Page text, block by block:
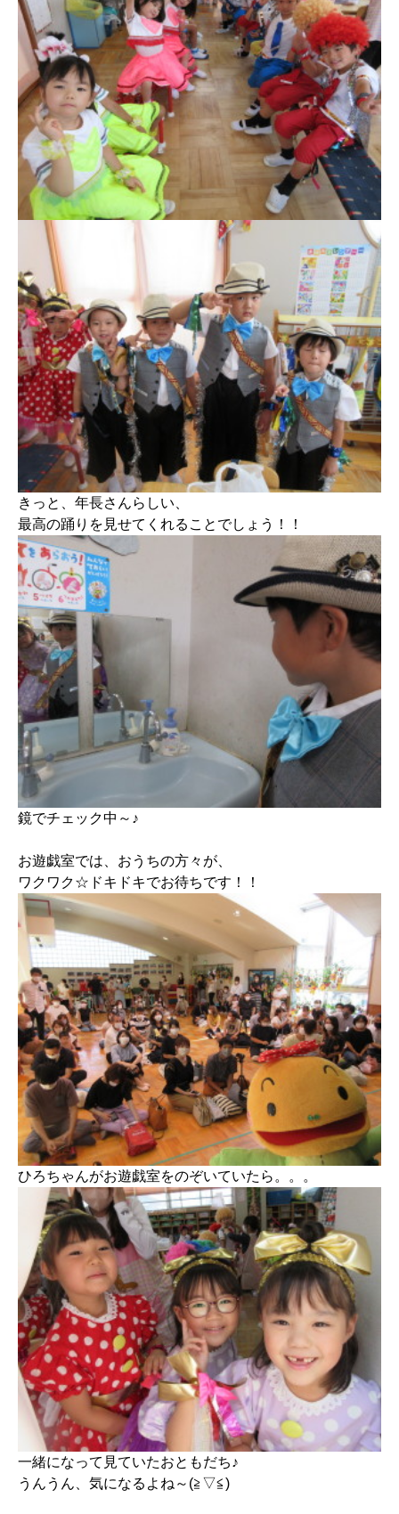
きっと、年長さんらしい、
最高の踊りを見せてくれることでしょう！！
鏡でチェック中～♪
お遊戯室では、おうちの方々が、
ワクワク☆ドキドキでお待ちです！！
ひろちゃんがお遊戯室をのぞいていたら。。。
一緒になって見ていたおともだち♪
うんうん、気になるよね～(≧▽≦)